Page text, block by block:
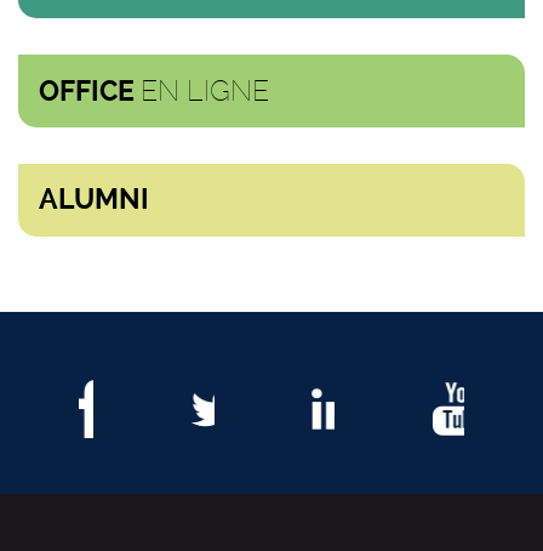
OFFICE EN LIGNE
ALUMNI